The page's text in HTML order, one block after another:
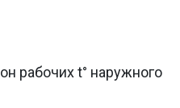
рабочих t° наружного